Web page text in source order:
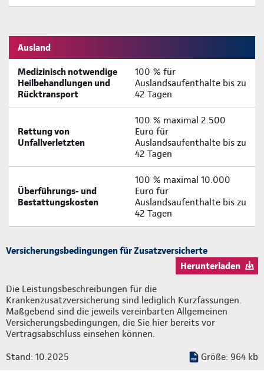
Ausland
Medizinisch notwendige
Heilbehandlungen und
Rücktransport
100 % für
Auslandsaufenthalte bis zu
42 Tagen
Rettung von
Unfallverletzten
100 % maximal 2.500
Euro für
Auslandsaufenthalte bis zu
42 Tagen
Überführungs- und
Bestattungskosten
100 % maximal 10.000
Euro für
Auslandsaufenthalte bis zu
42 Tagen
Versicherungsbedingungen für Zusatzversicherte
Herunterladen
Die Leistungsbeschreibungen für die
Krankenzusatzversicherung sind lediglich Kurzfassungen.
Maßgebend sind die jeweils vereinbarten Allgemeinen
Versicherungsbedingungen, die Sie hier bereits vor
Vertragsabschluss einsehen können.
Stand: 10.2025 Größe: 964 kb